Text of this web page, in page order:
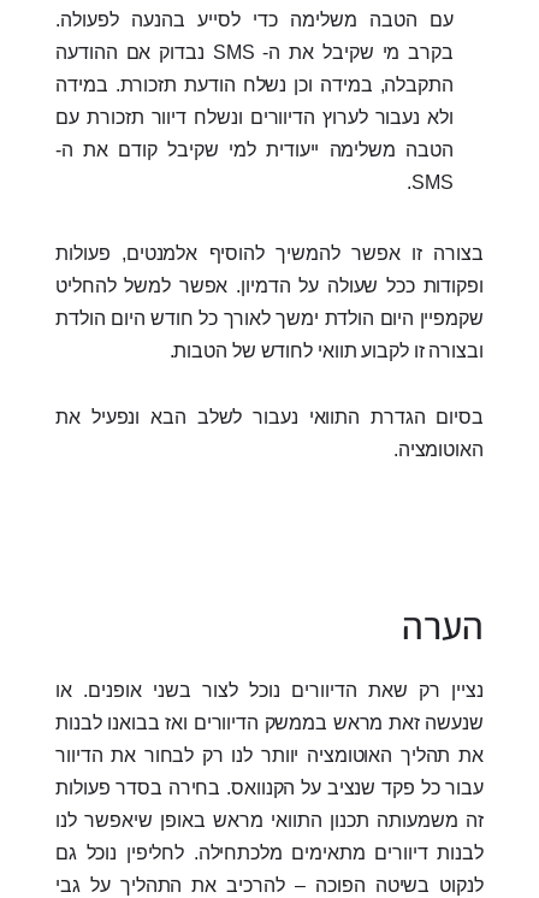
עם הטבה משלימה כדי לסייע בהנעה לפעולה.
בקרב מי שקיבל את ה- SMS נבדוק אם ההודעה
התקבלה, במידה וכן נשלח הודעת תזכורת. במידה
ולא נעבור לערוץ הדיוורים ונשלח דיוור תזכורת עם
הטבה משלימה ייעודית למי שקיבל קודם את ה-
SMS.
בצורה זו אפשר להמשיך להוסיף אלמנטים, פעולות
ופקודות ככל שעולה על הדמיון. אפשר למשל להחליט
שקמפיין היום הולדת ימשך לאורך כל חודש היום הולדת
ובצורה זו לקבוע תוואי לחודש של הטבות.
בסיום הגדרת התוואי נעבור לשלב הבא ונפעיל את
האוטומציה.
הערה
נציין רק שאת הדיוורים נוכל לצור בשני אופנים. או
שנעשה זאת מראש בממשק הדיוורים ואז בבואנו לבנות
את תהליך האוטומציה יוותר לנו רק לבחור את הדיוור
עבור כל פקד שנציב על הקנוואס. בחירה בסדר פעולות
זה משמעותה תכנון התוואי מראש באופן שיאפשר לנו
לבנות דיוורים מתאימים מלכתחילה. לחליפין נוכל גם
לנקוט בשיטה הפוכה – להרכיב את התהליך על גבי